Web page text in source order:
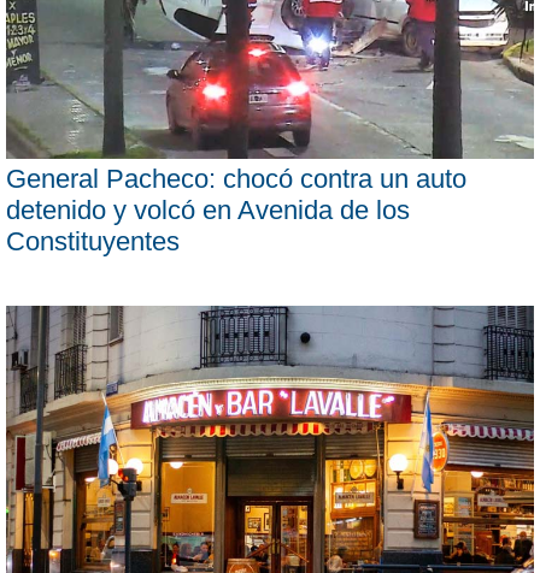
General Pacheco: chocó contra un auto
detenido y volcó en Avenida de los
Constituyentes